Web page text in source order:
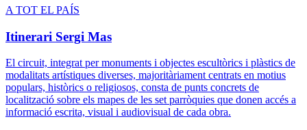
A TOT EL PAÍS
Itinerari Sergi Mas
El circuit, integrat per monuments i objectes escultòrics i plàstics de
modalitats artístiques diverses, majoritàriament centrats en motius
populars, històrics o religiosos, consta de punts concrets de
localització sobre els mapes de les set parròquies que donen accés a
informació escrita, visual i audiovisual de cada obra.